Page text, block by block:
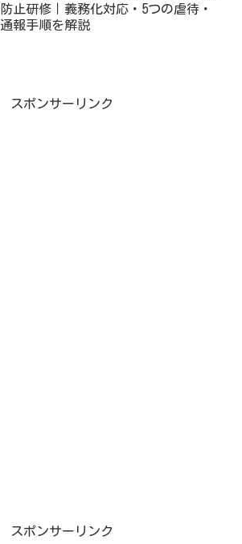
防止研修｜義務化対応・5つの虐待・
通報手順を解説
スポンサーリンク
スポンサーリンク